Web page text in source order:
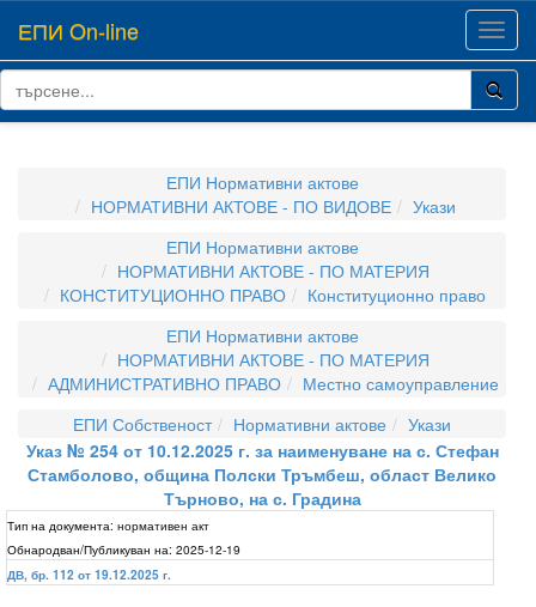
ЕПИ On-line
ЕПИ Нормативни актове
НОРМАТИВНИ АКТОВЕ - ПО ВИДОВЕ
Укази
ЕПИ Нормативни актове
НОРМАТИВНИ АКТОВЕ - ПО МАТЕРИЯ
КОНСТИТУЦИОННО ПРАВО
Конституционно право
ЕПИ Нормативни актове
НОРМАТИВНИ АКТОВЕ - ПО МАТЕРИЯ
АДМИНИСТРАТИВНО ПРАВО
Местно самоуправление
ЕПИ Собственост
Нормативни актове
Укази
Указ № 254 от 10.12.2025 г. за наименуване на с. Стефан
Стамболово, община Полски Тръмбеш, област Велико
Търново, на с. Градина
Тип на документа: нормативен акт
Обнародван/Публикуван на: 2025-12-19
ДВ, бр. 112 от 19.12.2025 г.